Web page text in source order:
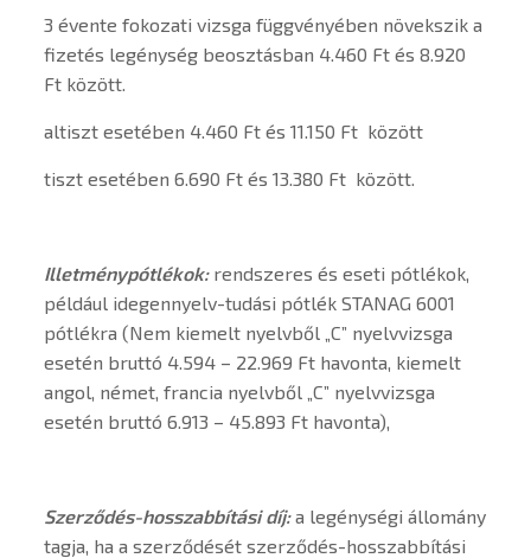
3 évente fokozati vizsga függvényében növekszik a
fizetés legénység beosztásban 4.460 Ft és 8.920
Ft között.
altiszt esetében 4.460 Ft és 11.150 Ft között
tiszt esetében 6.690 Ft és 13.380 Ft között.
Illetménypótlékok: rendszeres és eseti pótlékok,
például idegennyelv-tudási pótlék STANAG 6001
pótlékra (Nem kiemelt nyelvből „C” nyelvvizsga
esetén bruttó 4.594 – 22.969 Ft havonta, kiemelt
angol, német, francia nyelvből „C” nyelvvizsga
esetén bruttó 6.913 – 45.893 Ft havonta),
Szerződés-hosszabbítási díj:a legénységi állomány
tagja, ha a szerződését szerződés-hosszabbítási